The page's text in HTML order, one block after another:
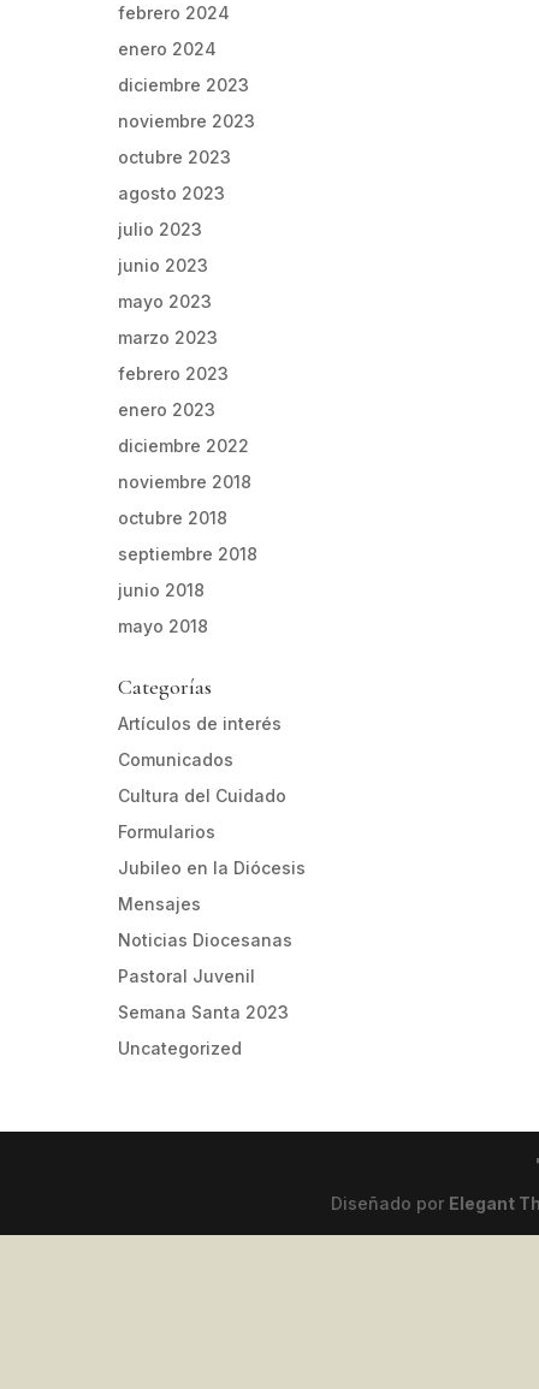
febrero 2024
enero 2024
diciembre 2023
noviembre 2023
octubre 2023
agosto 2023
julio 2023
junio 2023
mayo 2023
marzo 2023
febrero 2023
enero 2023
diciembre 2022
noviembre 2018
octubre 2018
septiembre 2018
junio 2018
mayo 2018
Categorías
Artículos de interés
Comunicados
Cultura del Cuidado
Formularios
Jubileo en la Diócesis
Mensajes
Noticias Diocesanas
Pastoral Juvenil
Semana Santa 2023
Uncategorized
Diseñado por Elegant